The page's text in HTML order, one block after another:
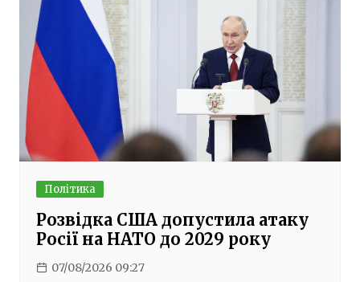
Політика
Розвідка США допустила атаку
Росії на НАТО до 2029 року
07/08/2026 09:27